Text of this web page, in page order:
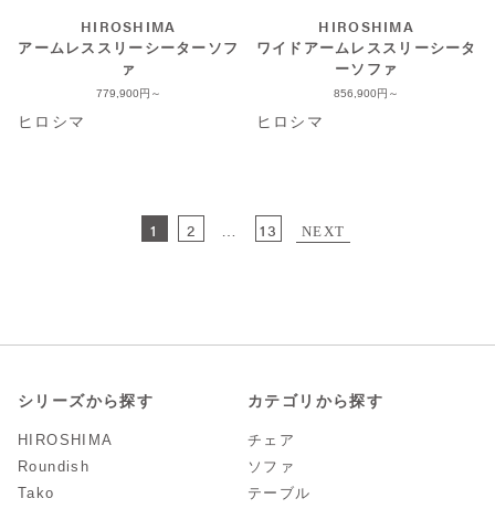
HIROSHIMA
アームレススリーシーターソフ
ァ
779,900
ヒロシマ
HIROSHIMA
ワイドアームレススリーシータ
ーソファ
856,900
ヒロシマ
1 2 13
シリーズから探す
HIROSHIMA
Roundish
Tako
カテゴリから探す
チェア
ソファ
テーブル